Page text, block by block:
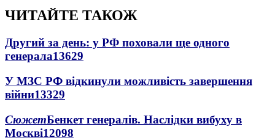
ЧИТАЙТЕ ТАКОЖ
Другий за день: у РФ поховали ще одного
генерала13629
У МЗС РФ відкинули можливість завершення
війни13329
СюжетБенкет генералів. Наслідки вибуху в
Москві12098